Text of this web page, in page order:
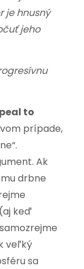
je hnusný
jeho
to
prípade,
Ak
drbne
keď
veľký
sa